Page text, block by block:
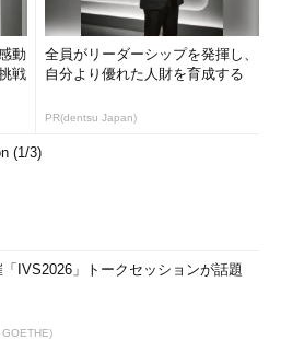
動
戦
全員がリーダーシップを発揮し、
自分より優れた人財を育成する
PR(dentsu Japan)
(1/3)
「IVS2026」トークセッションが話題
GOETHE)